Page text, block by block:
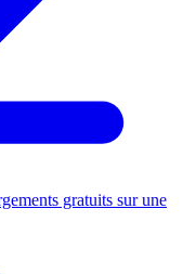
gratuits sur une